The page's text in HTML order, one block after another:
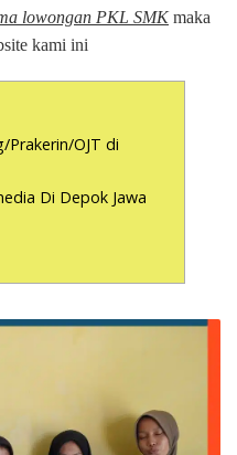
lowongan PKL SMKmaka
kami ini
Prakerin/OJT di
Di Depok Jawa